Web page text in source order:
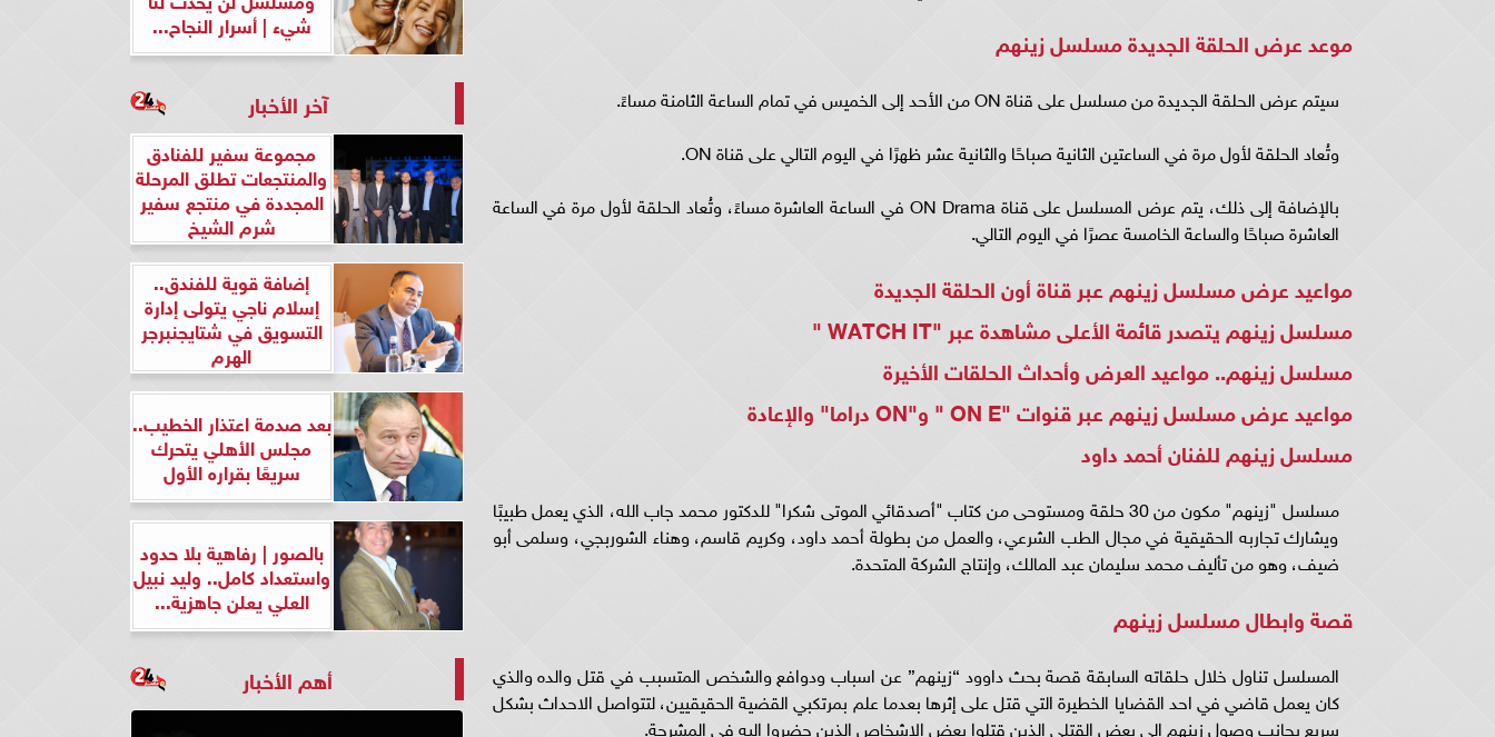
موعد عرض الحلقة الجديدة مسلسل زينهم
سيتم عرض الحلقة الجديدة من مسلسل على قناة ON من الأحد إلى الخميس في تمام الساعة الثامنة مساءً.
وتُعاد الحلقة لأول مرة في الساعتين الثانية صباحًا والثانية عشر ظهرًا في اليوم التالي على قناة ON.
بالإضافة إلى ذلك، يتم عرض المسلسل على قناة ON Drama في الساعة العاشرة مساءً، وتُعاد الحلقة لأول مرة في الساعة
العاشرة صباحًا والساعة الخامسة عصرًا في اليوم التالي.
مواعيد عرض مسلسل زينهم عبر قناة أون الحلقة الجديدة
مسلسل زينهم يتصدر قائمة الأعلى مشاهدة عبر "WATCH IT "
مسلسل زينهم.. مواعيد العرض وأحداث الحلقات الأخيرة
مواعيد عرض مسلسل زينهم عبر قنوات "ON E " و"ON دراما" والإعادة
مسلسل زينهم للفنان أحمد داود
مسلسل "زينهم" مكون من 30 حلقة ومستوحى من كتاب "أصدقائي الموتى شكرا" للدكتور محمد جاب الله، الذي يعمل طبيبًا
ويشارك تجاربه الحقيقية في مجال الطب الشرعي، والعمل من بطولة أحمد داود، وكريم قاسم، وهناء الشوربجي، وسلمى أبو
ضيف، وهو من تأليف محمد سليمان عبد المالك، وإنتاج الشركة المتحدة.
قصة وابطال مسلسل زينهم
المسلسل تناول خلال حلقاته السابقة قصة بحث داوود “زينهم” عن اسباب ودوافع والشخص المتسبب في قتل والده والذي
كان يعمل قاضي في احد القضايا الخطيرة التي قتل على إثرها بعدما علم بمرتكبي القضية الحقيقيين، لتتواصل الاحداث بشكل
سريع بجانب وصول زينهم الى بعض القتلى الذين قتلوا بعض الاشخاص الذين حضروا اليه في المشرحة.
شيء | أسرار النجاح...
آخر الأخبار
مجموعة سفير للفنادق
والمنتجعات تطلق المرحلة
المجددة في منتجع سفير
شرم الشيخ
إضافة قوية للفندق..
إسلام ناجي يتولى إدارة
التسويق في شتايجنبرجر
الهرم
بعد صدمة اعتذار الخطيب..
مجلس الأهلي يتحرك
سريعًا بقراره الأول
بالصور | رفاهية بلا حدود
واستعداد كامل.. وليد نبيل
العلي يعلن جاهزية...
أهم الأخبار